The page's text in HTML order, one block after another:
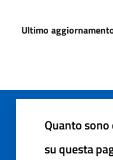
Ultimo
Quanto
su questa